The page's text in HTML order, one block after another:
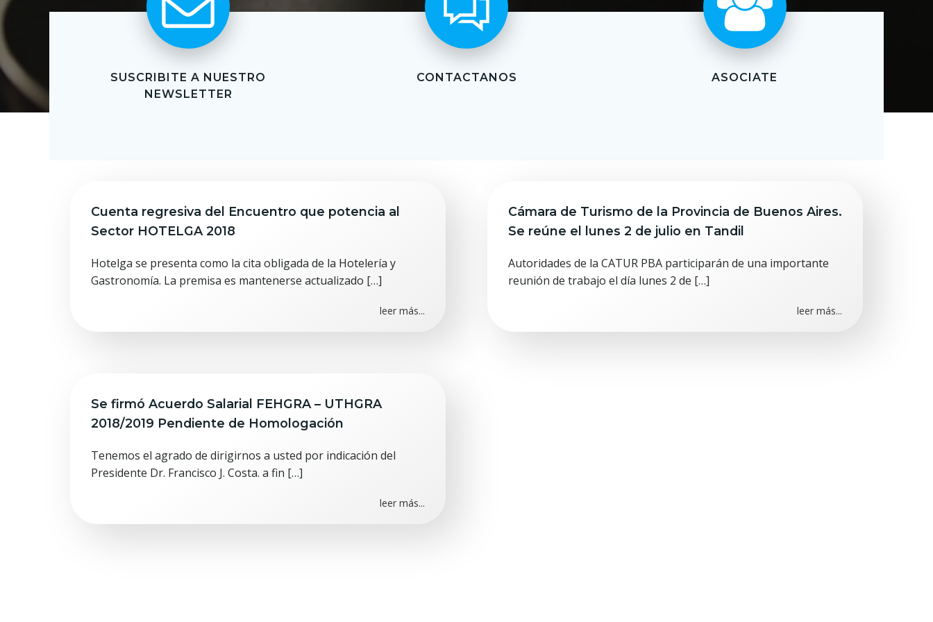
SUSCRIBITE A NUESTRO
NEWSLETTER
CONTACTANOS ASOCIATE
Cuenta regresiva del Encuentro que potencia al
Sector HOTELGA 2018
Hotelga se presenta como la cita obligada de la Hotelería y
Gastronomía. La premisa es mantenerse actualizado […]
leer más...
Cámara de Turismo de la Provincia de Buenos Aires.
Se reúne el lunes 2 de julio en Tandil
Autoridades de la CATUR PBA participarán de una importante
reunión de trabajo el día lunes 2 de […]
leer más...
Se firmó Acuerdo Salarial FEHGRA – UTHGRA
2018/2019 Pendiente de Homologación
Tenemos el agrado de dirigirnos a usted por indicación del
Presidente Dr. Francisco J. Costa. a fin […]
leer más...